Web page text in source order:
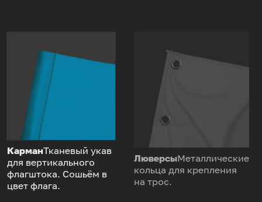
КарманТканевый укав
для вертикального
флагштока. Сошьём в
цвет флага.
ЛюверсыМеталлические
кольца для крепления
на трос.